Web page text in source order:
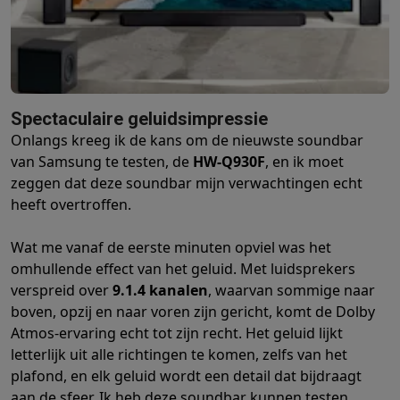
BarbecuesElektrische barbecues Houtskoolbarbecues
Koude drankenJuicers Bruiswatermachines
Kookgerei Pannen
DessertsWafelijzers IjsmachinesPannenkoekenmakers
Smart garden
Binnentuin Kruiden Compost machines
Huishouden & airco
Stofzuigen
Stofzuigers RobotstofzuigersSteelstofzuigers
Robotstofzuigers Dweilrobots Robotmaaiers
Schoonmaken
Vloerreinigers Stoomreinigers Tapijtreinigers
NaaienNaaimachinesAccessoires
VerkoelenMobiele airco’sAircoolers VentilatorsAccessoires
LuchtbehandelingLuchtreinigers Luchtbevochtigers
VerwarmenElektrische verwarmingElektrische dekens
Wassen & drogen WasmachinesDroogkastenWasmachine en
HuisdierenAutomatische voerbakAutomatische kattenbak
Beauty & gezondheid
Spectaculaire geluidsimpressie
Onlangs kreeg ik de kans om de nieuwste soundbar
van Samsung te testen, de HW-Q930F, en ik moet
zeggen dat deze soundbar mijn verwachtingen echt
heeft overtroffen.
Wat me vanaf de eerste minuten opviel was het
omhullende effect van het geluid. Met luidsprekers
verspreid over9.1.4 kanalen, waarvan sommige naar
boven, opzij en naar voren zijn gericht, komt de Dolby
Atmos-ervaring echt tot zijn recht. Het geluid lijkt
letterlijk uit alle richtingen te komen, zelfs van het
plafond, en elk geluid wordt een detail dat bijdraagt